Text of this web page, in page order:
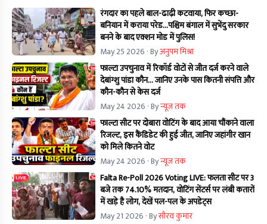
रंगदार का पहले बाल-ढाढ़ी कटवाया, फिर कच्छा-
बनियान में कराया परेड...पश्चिम बंगाल में सुभेंदु सरकार
बनने के बाद एक्शन मोड में पुलिस!
May 25 2026 · Byअनुपम मिश्रा
फाल्टा उपचुनाव में रिकॉर्ड वोटों से जीत दर्ज करने वाले
देबांग्शु पांडा कौन… जानिए उनके पास कितनी संपत्ति और
कौन-कौन से केस दर्ज
May 24 2026 · Byन्यूज तक
फाल्टा सीट पर दोबारा वोटिंग के बाद आया चौंकाने वाला
रिजल्ट, इस कैंडिडेट की हुई जीत, जानिए जहांगीर खान
को मिले कितने वोट
May 24 2026 · Byन्यूज तक
Falta Re-Poll 2026 Voting LIVE: फलता सीट पर 3
बजे तक 74.10% मतदान, वोटिंग सेंटर्स पर लंबी कतारों
में खड़े है लोग, देखें पल-पल के अपडेट्स
May 21 2026 · Byसौरव कुमार